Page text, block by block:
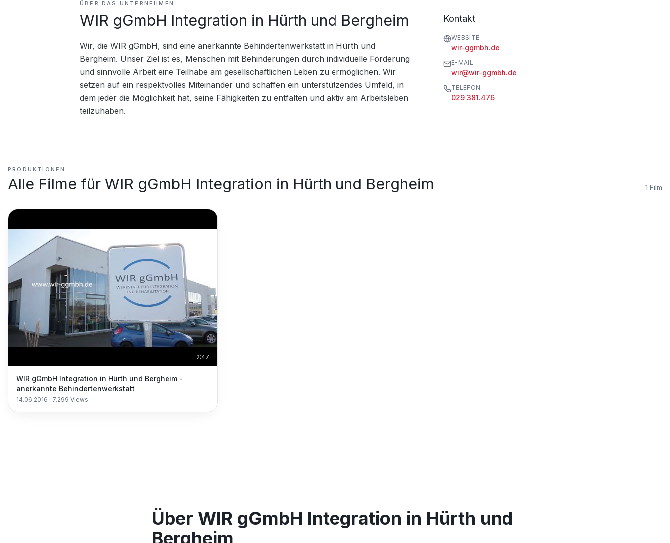
ÜBER DAS UNTERNEHMEN
WIR gGmbH Integration in Hürth und Bergheim
Wir, die WIR gGmbH, sind eine anerkannte Behindertenwerkstatt in Hürth und
Bergheim. Unser Ziel ist es, Menschen mit Behinderungen durch individuelle Förderung
und sinnvolle Arbeit eine Teilhabe am gesellschaftlichen Leben zu ermöglichen. Wir
setzen auf ein respektvolles Miteinander und schaffen ein unterstützendes Umfeld, in
dem jeder die Möglichkeit hat, seine Fähigkeiten zu entfalten und aktiv am Arbeitsleben
teilzuhaben.
Kontakt
WEBSITE
wir-ggmbh.de
E-MAIL
wir@wir-ggmbh.de
TELEFON
029 381.476
PRODUKTIONEN
Alle Filme für WIR gGmbH Integration in Hürth und Bergheim 1 Film
2:47
WIR gGmbH Integration in Hürth und Bergheim -
anerkannte Behindertenwerkstatt
14.06.2016 · 7.299 Views
Über WIR gGmbH Integration in Hürth und
Bergheim